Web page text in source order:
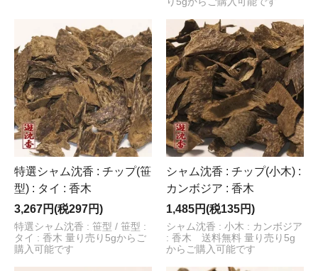
特選シャム沈香 : チップ(笹
型) : タイ : 香木
3,267円(税297円)
特選シャム沈香 : 笹型 / 笹型 :
タイ : 香木 量り売り5gからご
購入可能です
シャム沈香 : チップ(小木) :
カンボジア : 香木
1,485円(税135円)
シャム沈香 : 小木 : カンボジア
: 香木 送料無料 量り売り5g
からご購入可能です